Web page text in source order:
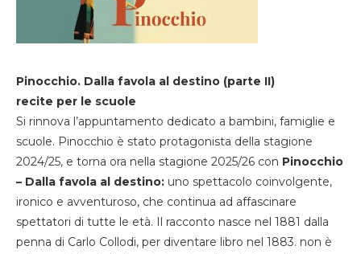
Pinocchio. Dalla favola al destino (parte II)
recite per le scuole
Si rinnova l’appuntamento dedicato a bambini, famiglie e
scuole. Pinocchio è stato protagonista della stagione
2024/25, e torna ora nella stagione 2025/26 con Pinocchio
– Dalla favola al destino: uno spettacolo coinvolgente,
ironico e avventuroso, che continua ad affascinare
spettatori di tutte le età. Il racconto nasce nel 1881 dalla
penna di Carlo Collodi, per diventare libro nel 1883. non è